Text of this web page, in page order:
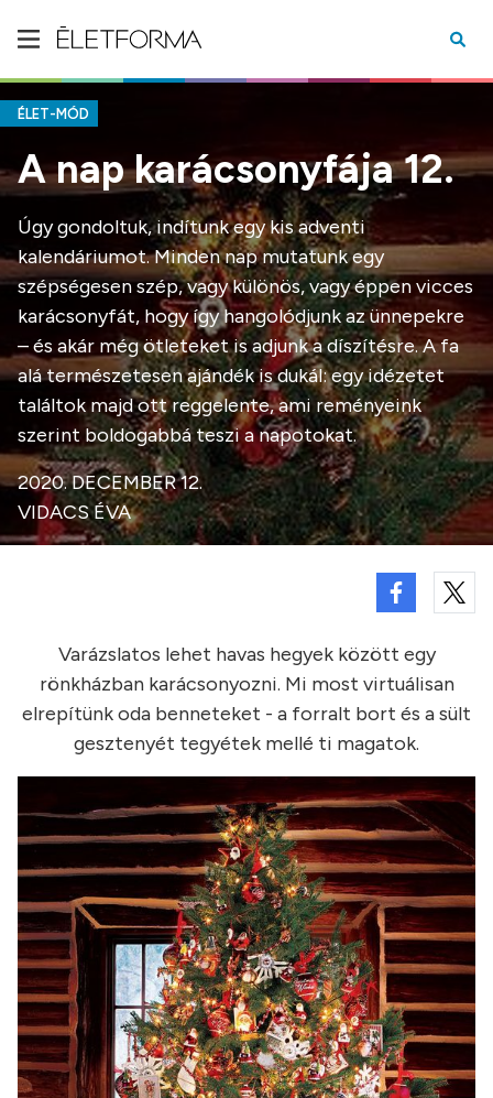
ÉLET-MÓD
A nap karácsonyfája 12.
Úgy gondoltuk, indítunk egy kis adventi
kalendáriumot. Minden nap mutatunk egy
szépségesen szép, vagy különös, vagy éppen vicces
karácsonyfát, hogy így hangolódjunk az ünnepekre
– és akár még ötleteket is adjunk a díszítésre. A fa
alá természetesen ajándék is dukál: egy idézetet
találtok majd ott reggelente, ami reményeink
szerint boldogabbá teszi a napotokat.
2020. DECEMBER 12.
VIDACS ÉVA
Varázslatos lehet havas hegyek között egy
rönkházban karácsonyozni. Mi most virtuálisan
elrepítünk oda benneteket - a forralt bort és a sült
gesztenyét tegyétek mellé ti magatok.